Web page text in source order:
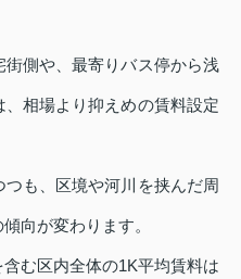
側や、最寄りバス停から浅
相場より抑えめの賃料設定
も、区境や河川を挟んだ周
向が変わります。
む区内全体の1K平均賃料は